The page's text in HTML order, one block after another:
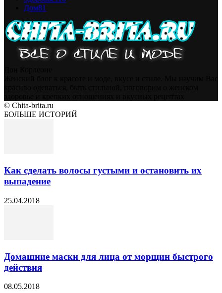
Дом81
© Chita-brita.ru
БОЛЬШЕ ИСТОРИЙ
Как сделать волосы густыми и остановить их
выпадение
25.04.2018
Домашние маски для лица от морщин быстрого
действия
08.05.2018